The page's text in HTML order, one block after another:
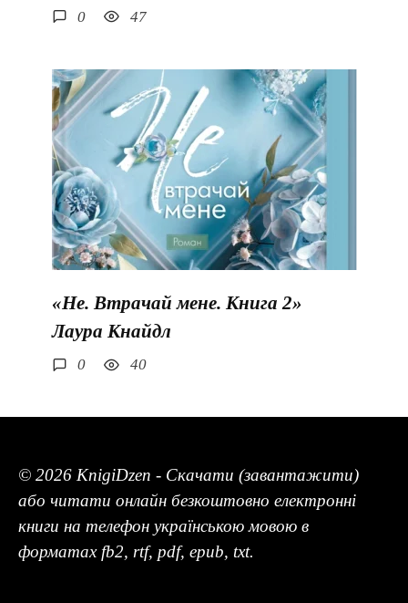
0 47
«Не. Втрачай мене. Книга 2»
Лаура Кнайдл
0 40
© 2026 KnigiDzen - Скачати (завантажити)
або читати онлайн безкоштовно електронні
книги на телефон українською мовою в
форматах fb2, rtf, pdf, epub, txt.